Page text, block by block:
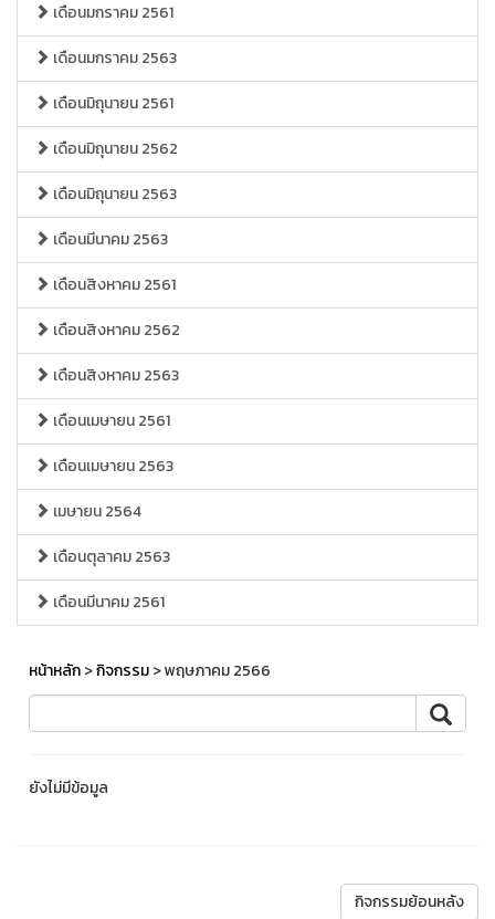
เดือนมกราคม 2561
เดือนมกราคม 2563
เดือนมิถุนายน 2561
เดือนมิถุนายน 2562
เดือนมิถุนายน 2563
เดือนมีนาคม 2563
เดือนสิงหาคม 2561
เดือนสิงหาคม 2562
เดือนสิงหาคม 2563
เดือนเมษายน 2561
เดือนเมษายน 2563
เมษายน 2564
เดือนตุลาคม 2563
เดือนมีนาคม 2561
หน้าหลัก>กิจกรรม> พฤษภาคม 2566
ยังไม่มีข้อมูล
กิจกรรมย้อนหลัง